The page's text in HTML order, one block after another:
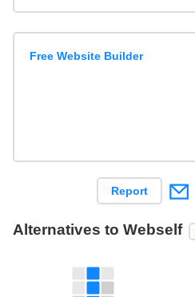
Free Website Builder
Report
Alternatives to Webself